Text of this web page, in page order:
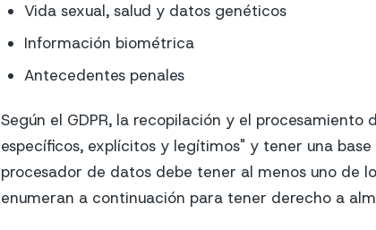
Vida sexual, salud y datos genéticos
Información biométrica
Antecedentes penales
Según el GDPR, la recopilación y el procesamiento
específicos, explícitos y legítimos" y tener una
procesador de datos debe tener al menos uno de
enumeran a continuación para tener derecho a